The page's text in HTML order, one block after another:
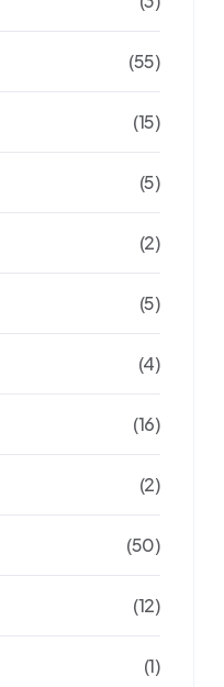
(55)
(15)
(5)
(2)
(5)
(4)
(16)
(2)
(50)
(12)
(1)